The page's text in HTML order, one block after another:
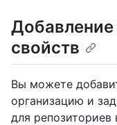
Добавление
свойств
Вы можете
организацию и
для репозиториев